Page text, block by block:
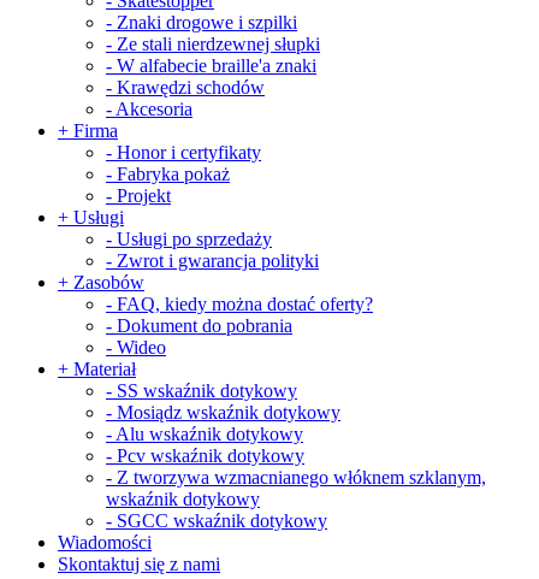
- Znaki drogowe i szpilki
- Ze stali nierdzewnej słupki
- W alfabecie braille'a znaki
- Krawędzi schodów
- Akcesoria
+ Firma
- Honor i certyfikaty
- Fabryka pokaż
- Projekt
+ Usługi
- Usługi po sprzedaży
- Zwrot i gwarancja polityki
+ Zasobów
- FAQ, kiedy można dostać oferty?
- Dokument do pobrania
- Wideo
+ Materiał
- SS wskaźnik dotykowy
- Mosiądz wskaźnik dotykowy
- Alu wskaźnik dotykowy
- Pcv wskaźnik dotykowy
- Z tworzywa wzmacnianego włóknem szklanym,
wskaźnik dotykowy
- SGCC wskaźnik dotykowy
Wiadomości
Skontaktuj się z nami